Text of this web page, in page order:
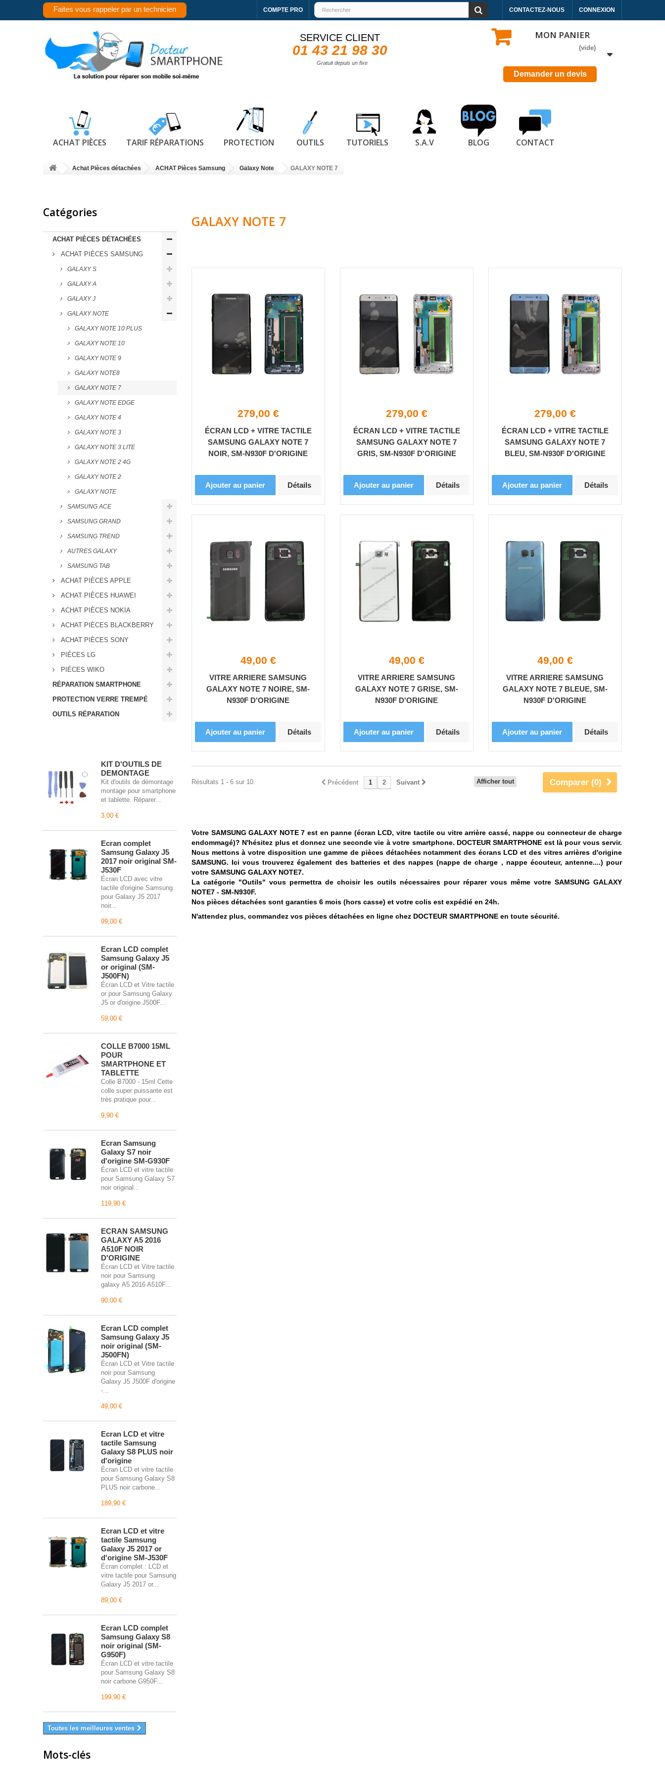
CONNEXION
CONTACTEZ-NOUS
COMPTE PRO
Faites vous rappeler par un technicien
SERVICE CLIENT
01 43 21 98 30
Gratuit depuis un fixe
MON PANIER
(vide)
Demander un devis
ACHAT PIÈCES TARIF RÉPARATIONS PROTECTION OUTILS TUTORIELS S.A.V BLOG CONTACT
Achat Pièces détachées ACHAT Pièces Samsung Galaxy Note GALAXY NOTE 7
Catégories
ACHAT PIÈCES DÉTACHÉES
ACHAT PIÈCES SAMSUNG
GALAXY S
GALAXY A
GALAXY J
GALAXY NOTE
GALAXY NOTE 10 PLUS
GALAXY NOTE 10
GALAXY NOTE 9
GALAXY NOTE8
GALAXY NOTE 7
GALAXY NOTE EDGE
GALAXY NOTE 4
GALAXY NOTE 3
GALAXY NOTE 3 LITE
GALAXY NOTE 2 4G
GALAXY NOTE 2
GALAXY NOTE
SAMSUNG ACE
SAMSUNG GRAND
SAMSUNG TREND
AUTRES GALAXY
SAMSUNG TAB
ACHAT PIÈCES APPLE
ACHAT PIÈCES HUAWEI
ACHAT PIÈCES NOKIA
ACHAT PIÈCES BLACKBERRY
ACHAT PIÈCES SONY
PIÉCES LG
PIÉCES WIKO
RÉPARATION SMARTPHONE
PROTECTION VERRE TREMPÉ
OUTILS RÉPARATION
KIT D'OUTILS DE
DEMONTAGE
Kit d'outils de démontage
montage pour smartphone
et tablette. Réparer...
3,00 €
Écran complet
Samsung Galaxy J5
2017 noir original SM-
J530F
Écran LCD avec vitre
tactile d'origine Samsung
pour Galaxy J5 2017
noir...
99,00 €
Écran LCD complet
Samsung Galaxy J5
or original (SM-
J500FN)
Écran LCD et Vitre tactile
or pour Samsung Galaxy
J5 or d'origine J500F...
59,00 €
COLLE B7000 15ML
POUR
SMARTPHONE ET
TABLETTE
Colle B7000 - 15ml Cette
colle super puissante est
très pratique pour...
9,90 €
Écran Samsung
Galaxy S7 noir
d'origine SM-G930F
Écran LCD et vitre tactile
pour Samsung Galaxy S7
noir original...
119,90 €
ECRAN SAMSUNG
GALAXY A5 2016
A510F NOIR
D'ORIGINE
Écran LCD et Vitre tactile
noir pour Samsung
galaxy A5 2016 A510F...
90,00 €
Écran LCD complet
Samsung Galaxy J5
noir original (SM-
J500FN)
Écran LCD et Vitre tactile
noir pour Samsung
Galaxy J5 J500F d'origine
-...
49,00 €
Écran LCD et vitre
tactile Samsung
Galaxy S8 PLUS noir
d'origine
Écran LCD et vitre tactile
pour Samsung Galaxy S8
PLUS noir carbone...
189,90 €
Écran LCD et vitre
tactile Samsung
Galaxy J5 2017 or
d'origine SM-J530F
Écran complet : LCD et
vitre tactile pour Samsung
Galaxy J5 2017 or...
89,00 €
Écran LCD complet
Samsung Galaxy S8
noir original (SM-
G950F)
Écran LCD et vitre tactile
pour Samsung Galaxy S8
noir carbone G950F...
199,90 €
Toutes les meilleures ventes
Mots-clés
GALAXY NOTE 7
279,00 €
ÉCRAN LCD + VITRE TACTILE
SAMSUNG GALAXY NOTE 7
NOIR, SM-N930F D'ORIGINE
Ajouter au panier Détails
279,00 €
ÉCRAN LCD + VITRE TACTILE
SAMSUNG GALAXY NOTE 7
GRIS, SM-N930F D'ORIGINE
Ajouter au panier Détails
279,00 €
ÉCRAN LCD + VITRE TACTILE
SAMSUNG GALAXY NOTE 7
BLEU, SM-N930F D'ORIGINE
Ajouter au panier Détails
49,00 €
VITRE ARRIERE SAMSUNG
GALAXY NOTE 7 NOIRE, SM-
N930F D'ORIGINE
Ajouter au panier Détails
49,00 €
VITRE ARRIERE SAMSUNG
GALAXY NOTE 7 GRISE, SM-
N930F D'ORIGINE
Ajouter au panier Détails
49,00 €
VITRE ARRIERE SAMSUNG
GALAXY NOTE 7 BLEUE, SM-
N930F D'ORIGINE
Ajouter au panier Détails
Comparer (0)
Afficher tout
Précédent 1 2 Suivant
Résultats 1 - 6 sur 10.
Votre SAMSUNG GALAXY NOTE 7 est en panne (écran LCD, vitre tactile ou vitre arrière cassé, nappe ou connecteur de charge
endommagé)? N'hésitez plus et donnez une seconde vie à votre smartphone. DOCTEUR SMARTPHONE est là pour vous servir.
Nous mettons à votre disposition une gamme de pièces détachées notamment des écrans LCD et des vitres arrières d'origine
SAMSUNG. Ici vous trouverez également des batteries et des nappes (nappe de charge , nappe écouteur, antenne....) pour
votre SAMSUNG GALAXY NOTE7.
La catégorie "Outils" vous permettra de choisir les outils nécessaires pour réparer vous même votre SAMSUNG GALAXY
NOTE7 - SM-N930F.
Nos pièces détachées sont garanties 6 mois (hors casse) et votre colis est expédié en 24h.
N'attendez plus, commandez vos pièces détachées en ligne chez DOCTEUR SMARTPHONE en toute sécurité.